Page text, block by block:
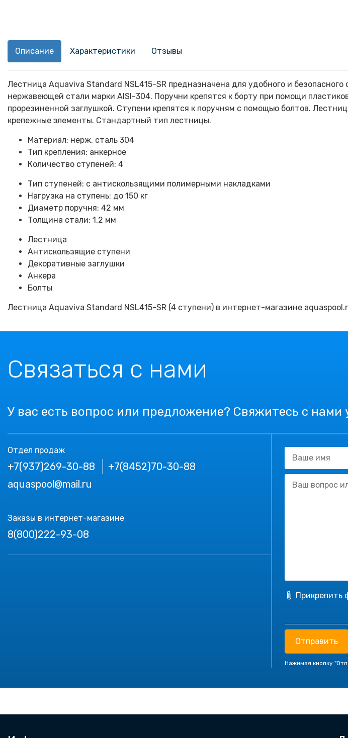
Описание Характеристики Отзывы
Лестница Aquaviva Standard NSL415-SR предназначена для удобного и
нержавеющей стали марки AISI-304. Поручни крепятся к борту при помощи
прорезиненной заглушкой. Ступени крепятся к поручням с помощью болтов.
крепежные элементы. Стандартный тип лестницы.
Материал: нерж. сталь 304
Тип крепления: анкерное
Количество ступеней: 4
Тип ступеней: с антискользящими полимерными накладками
Нагрузка на ступень: до 150 кг
Диаметр поручня: 42 мм
Толщина стали: 1.2 мм
Лестница
Антискользящие ступени
Декоративные заглушки
Анкера
Болты
Лестница Aquaviva Standard NSL415-SR (4 ступени) в интернет-магазине
Связаться с нами
У вас есть вопрос или предложение? Свяжитесь с
Отдел продаж
+7(937)269-30-88
+7(8452)70-30-88
aquaspool@mail.ru
Заказы в интернет-магазине
8(800)222-93-08
Прикрепить
Отправить
Нажимая кнопку